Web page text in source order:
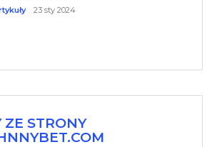
23 sty 2024
ZE STRONY